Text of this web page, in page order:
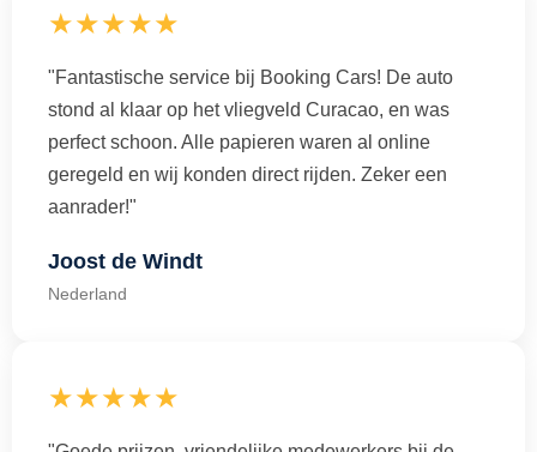
★★★★★
"Fantastische service bij Booking Cars! De auto
stond al klaar op het vliegveld Curacao, en was
perfect schoon. Alle papieren waren al online
geregeld en wij konden direct rijden. Zeker een
aanrader!"
Joost de Windt
Nederland
★★★★★